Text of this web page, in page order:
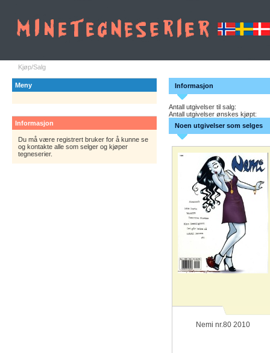
Kjøp/Salg
Meny
Informasjon
Du må være registrert bruker for å kunne se
og kontakte alle som selger og kjøper
tegneserier.
Informasjon
Antall utgivelser til salg:
Antall utgivelser ønskes kjøpt:
Noen utgivelser som selges
Nemi nr.80 2010